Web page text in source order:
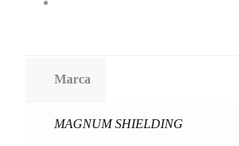
Marca
MAGNUM SHIELDING